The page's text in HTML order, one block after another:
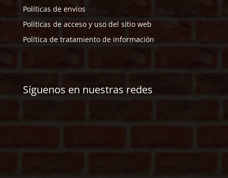
Políticas de envíos
Políticas de acceso y uso del sitio web
Política de tratamiento de información
Síguenos en nuestras redes